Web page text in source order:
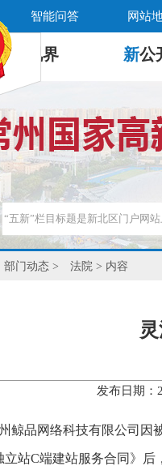
智能问答 网站
新 视界 新公
部门动态 > 法院 > 内容
发布日期：
鲸品网络科技有限公司
立站C端建站服务合同》